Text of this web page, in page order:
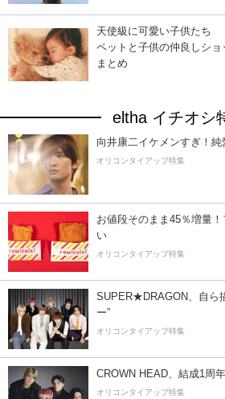
天使級に可愛い子供たち
ペットと子供の仲良しシ
まとめ
eltha イチオシ
向井康二イケメンすぎ！純
オリコンタイアップ特集
お値段そのまま45％増量
い
オリコンタイアップ特集
SUPER★DRAGON、自ら
ー”
オリコンタイアップ特集
CROWN HEAD、結成1周
オリコンタイアップ特集